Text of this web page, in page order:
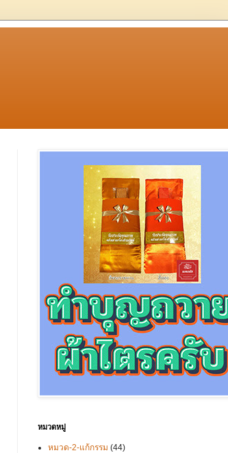
หมวดหมู่
หมวด-2-แก้กรรม (44)